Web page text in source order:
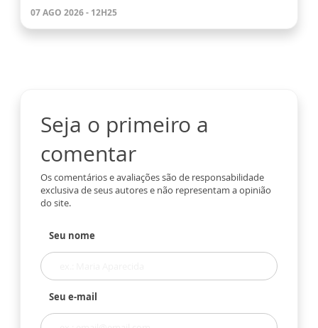
07 AGO 2026 - 12H25
Seja o primeiro a
comentar
Os comentários e avaliações são de responsabilidade
exclusiva de seus autores e não representam a opinião
do site.
Seu nome
Seu e-mail